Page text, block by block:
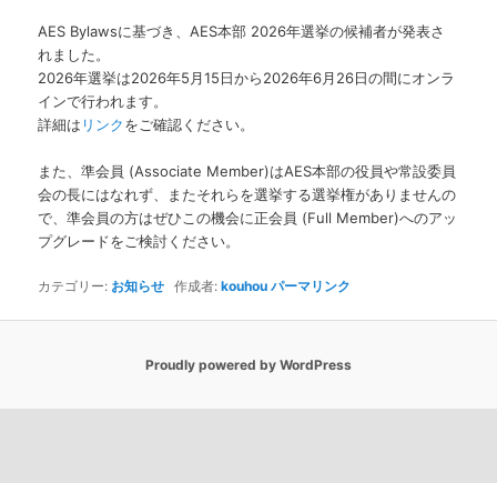
へ
移
動
AES Bylawsに基づき、AES本部 2026年選挙の候補者が発表さ
れました。
2026年選挙は2026年5月15日から2026年6月26日の間にオンラ
インで行われます。
詳細は リンクをご確認ください。
また、準会員 (Associate Member)はAES本部の役員や常設委員
会の長にはなれず、またそれらを選挙する選挙権がありませんの
で、準会員の方はぜひこの機会に正会員 (Full Member)へのアッ
プグレードをご検討ください。
カテゴリー: お知らせ 作成者:kouhou パーマリンク
Proudly powered by WordPress